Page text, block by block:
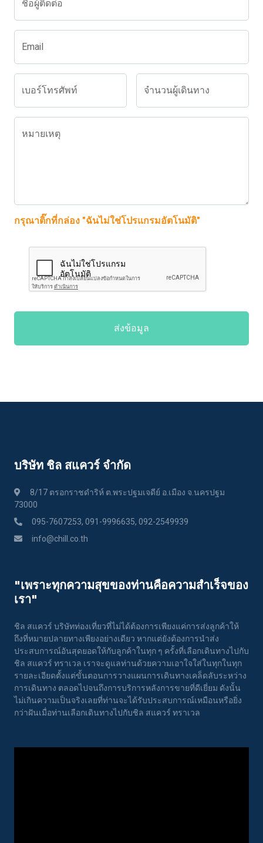
ชื่อผู้ติดต่อ
Email
เบอร์โทรศัพท์ จำนวนผู้เดินทาง
หมายเหตุ
กรุณาติ๊กที่กล่อง "ฉันไม่ใช่โปรแกรมอัตโนมัติ"
ส่งข้อมูล
บริษัท ชิล สแควร์ จำกัด
8/17 ตรอกราชดำริห์ ต.พระปฐมเจดีย์ อ.เมือง จ.นครปฐม
73000
095-7607253, 091-9996635, 092-2549939
info@chill.co.th
"เพราะทุกความสุขของท่านคือความสําเร็จของ
เรา"
ชิล สแควร์ บริษัทท่องเที่ยวที่ไม่ได้ต้องการเพียงแค่การส่งลูกค้าให้
ถึงที่หมายปลายทางเพียงอย่างเดียว หากแต่ยังต้องการนำส่ง
ประสบการณ์อันสุดยอดให้กับลูกค้าในทุก ๆ ครั้งที่เลือกเดินทางไปกับ
ชิล สแควร์ ทราเวล เราจะดูแลท่านด้วยความเอาใจใส่ในทุกในทุก
รายละเอียดตั้งแต่ขั้นตอนการวางแผนการเดินทางเคล็ดลับระหว่าง
การเดินทาง ตลอดไปจนถึงการบริการหลังการขายที่ดีเยี่ยม ดังนั้น
ไม่เกินความเป็นจริงเลยที่ท่านจะได้รับประสบการณ์เหมือนหรือยิ่ง
กว่าฝันเมื่อท่านเลือกเดินทางไปกับชิล สแควร์ ทราเวล